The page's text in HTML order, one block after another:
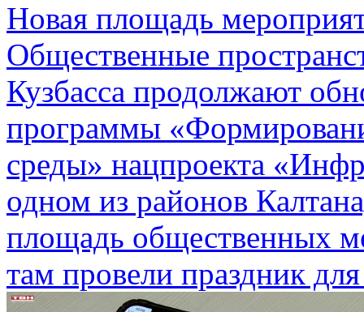
Новая площадь
Общественные
Кузбасса продолжают
программы
среды» нацпроекта
одном из районов
площадь общественных
там провели праздник